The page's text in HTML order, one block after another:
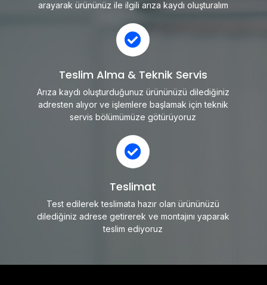
arayarak ürününüz ile ilgili arıza kaydı oluşturalım
Teslim Alma & Teknik Servis
Arıza kaydı oluşturduğunuz ürününüzü dilediğiniz
adresten alıyor ve işlemlere başlamak için teknik
servis bölümümüze götürüyoruz
Teslimat
Test edilerek teslimata hazır olan ürününüzü
dilediğiniz adrese getirerek ve montajını yaparak
teslim ediyoruz